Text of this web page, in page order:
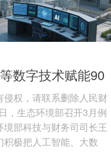
数字技术赋能90
权，请联系删除人民财
，生态环境部召开3月例
部科技与财务司司长王
极把人工智能、大数